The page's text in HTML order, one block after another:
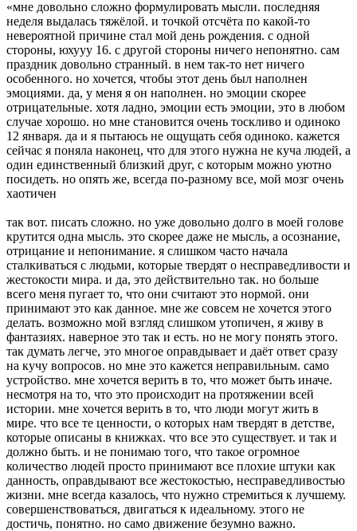
«мне довольно сложно формулировать мысли. последняя
неделя выдалась тяжёлой. и точкой отсчёта по какой-то
невероятной причине стал мой день рождения. с одной
стороны, юхууу 16. с другой стороны ничего непонятно. сам
праздник довольно странный. в нем так-то нет ничего
особенного. но хочется, чтобы этот день был наполнен
эмоциями. да, у меня я он наполнен. но эмоции скорее
отрицательные. хотя ладно, эмоции есть эмоции, это в любом
случае хорошо. но мне становится очень тоскливо и одиноко
12 января. да и я пытаюсь не ощущать себя одиноко. кажется
сейчас я поняла наконец, что для этого нужна не куча людей, а
один единственный близкий друг, с которым можно уютно
посидеть. но опять же, всегда по-разному все, мой мозг очень
хаотичен
так вот. писать сложно. но уже довольно долго в моей голове
крутится одна мысль. это скорее даже не мысль, а осознание,
отрицание и непонимание. я слишком часто начала
сталкиваться с людьми, которые твердят о несправедливости и
жестокости мира. и да, это действительно так. но больше
всего меня пугает то, что они считают это нормой. они
принимают это как данное. мне же совсем не хочется этого
делать. возможно мой взгляд слишком утопичен, я живу в
фантазиях. наверное это так и есть. но не могу понять этого.
так думать легче, это многое оправдывает и даёт ответ сразу
на кучу вопросов. но мне это кажется неправильным. само
устройство. мне хочется верить в то, что может быть иначе.
несмотря на то, что это происходит на протяжении всей
истории. мне хочется верить в то, что люди могут жить в
мире. что все те ценности, о которых нам твердят в детстве,
которые описаны в книжках. что все это существует. и так и
должно быть. и не понимаю того, что такое огромное
количество людей просто принимают все плохие штуки как
данность, оправдывают все жестокостью, несправедливостью
жизни. мне всегда казалось, что нужно стремиться к лучшему.
совершенствоваться, двигаться к идеальному. этого не
достичь, понятно. но само движение безумно важно.